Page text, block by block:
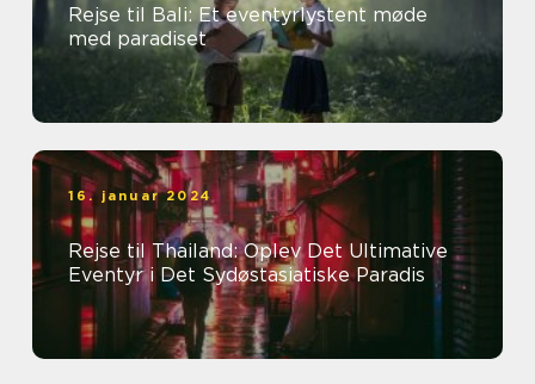
Rejse til Bali: Et eventyrlystent møde
med paradiset
16. januar 2024
Rejse til Thailand: Oplev Det Ultimative
Eventyr i Det Sydøstasiatiske Paradis